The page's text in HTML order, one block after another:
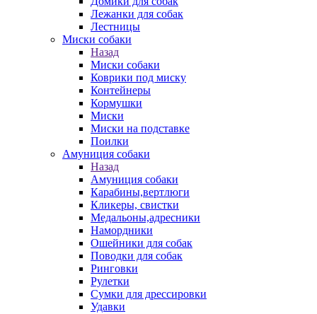
Лежанки для собак
Лестницы
Миски собаки
Назад
Миски собаки
Коврики под миску
Контейнеры
Кормушки
Миски
Миски на подставке
Поилки
Амуниция собаки
Назад
Амуниция собаки
Карабины,вертлюги
Кликеры, свистки
Медальоны,адресники
Намордники
Ошейники для собак
Поводки для собак
Ринговки
Рулетки
Сумки для дрессировки
Удавки